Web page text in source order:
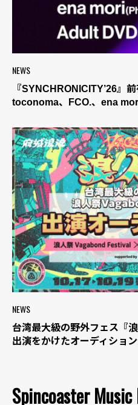
NEWS
『SYNCHRONICITY’26』
toconoma、FCO.、ena
NEWS
台湾最大級の野外フェス『
出演をかけたオーディショ
Spincoaster